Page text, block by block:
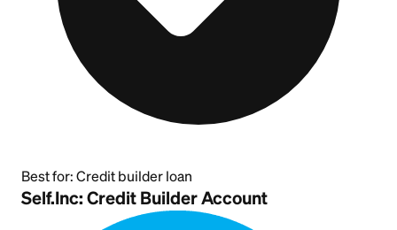
Best for: Credit builder loan
Self.Inc: Credit Builder Account